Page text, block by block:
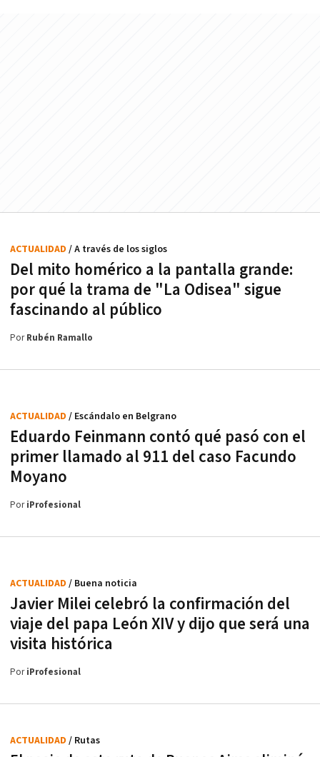
Del mito homérico a la pantalla grande:
por qué la trama de "La Odisea" sigue
fascinando al público
ACTUALIDAD / A través de los siglos
PorRubén Ramallo
Eduardo Feinmann contó qué pasó con el
primer llamado al 911 del caso Facundo
Moyano
ACTUALIDAD / Escándalo en Belgrano
PoriProfesional
Javier Milei celebró la confirmación del
viaje del papa León XIV y dijo que será una
visita histórica
ACTUALIDAD / Buena noticia
PoriProfesional
ACTUALIDAD / Rutas